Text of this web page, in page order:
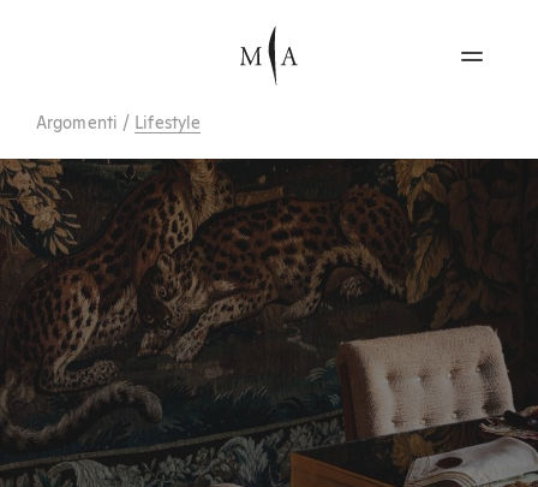
Argomenti / Lifestyle